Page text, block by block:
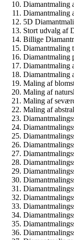
Diamantmaling
Diamantmaling
5D
Stort udvalg af
Billige
Diamantmaling
Diamantmaling
Diamantmaling
Diamantmaling
Maling af
Maling af
Maling af
Maling af